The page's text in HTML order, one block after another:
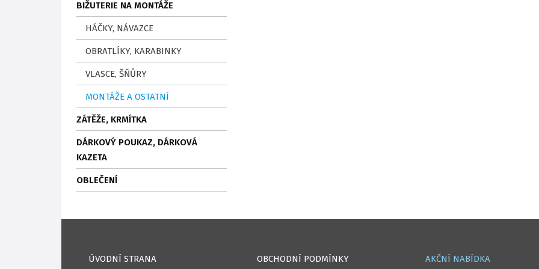
BIŽUTERIE NA MONTÁŽE
HÁČKY, NÁVAZCE
OBRATLÍKY, KARABINKY
VLASCE, ŠŇŮRY
MONTÁŽE A OSTATNÍ
ZÁTĚŽE, KRMÍTKA
DÁRKOVÝ POUKAZ, DÁRKOVÁ
KAZETA
OBLEČENÍ
ÚVODNÍ STRANA OBCHODNÍ PODMÍNKY AKČNÍ NABÍDKA